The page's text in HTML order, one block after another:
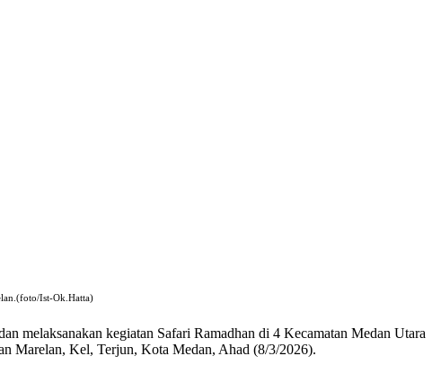
Ist-Ok.Hatta)
melaksanakan kegiatan Safari Ramadhan di 4 Kecamatan Medan Utara
Marelan, Kel, Terjun, Kota Medan, Ahad (8/3/2026).